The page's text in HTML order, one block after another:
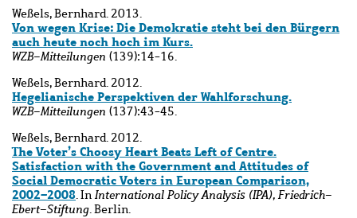
Weßels, Bernhard. 2013.
Von wegen Krise: Die Demokratie steht bei den Bürgern
auch heute noch hoch im Kurs.
WZB-Mitteilungen (139):14-16.
Weßels, Bernhard. 2012.
Hegelianische Perspektiven der Wahlforschung.
WZB-Mitteilungen (137):43-45.
Weßels, Bernhard. 2012.
The Voter’s Choosy Heart Beats Left of Centre.
Satisfaction with the Government and Attitudes of
Social Democratic Voters in European Comparison,
2002–2008. In International Policy Analysis (IPA), Friedrich-
Ebert-Stiftung. Berlin.